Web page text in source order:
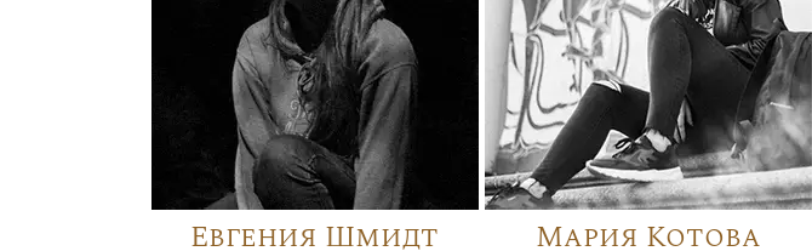
Евгения Шмидт Мария Котова